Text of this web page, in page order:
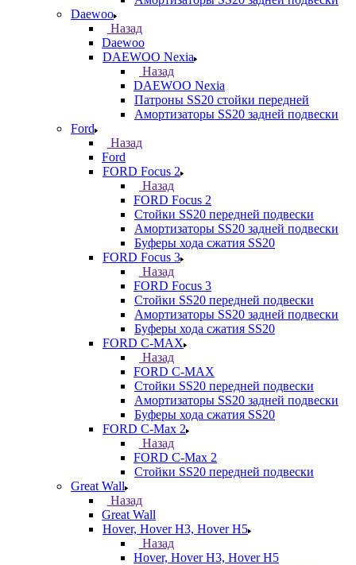
Daewoo
Назад
Daewoo
DAEWOO Nexia
Назад
DAEWOO Nexia
Патроны SS20 стойки передней
Амортизаторы SS20 задней подвески
Ford
Назад
Ford
FORD Focus 2
Назад
FORD Focus 2
Стойки SS20 передней подвески
Амортизаторы SS20 задней подвески
Буферы хода сжатия SS20
FORD Focus 3
Назад
FORD Focus 3
Стойки SS20 передней подвески
Амортизаторы SS20 задней подвески
Буферы хода сжатия SS20
FORD С-MAX
Назад
FORD С-MAX
Стойки SS20 передней подвески
Амортизаторы SS20 задней подвески
Буферы хода сжатия SS20
FORD C-Max 2
Назад
FORD C-Max 2
Стойки SS20 передней подвески
Great Wall
Назад
Great Wall
Hover, Hover H3, Hover H5
Назад
Hover, Hover H3, Hover H5